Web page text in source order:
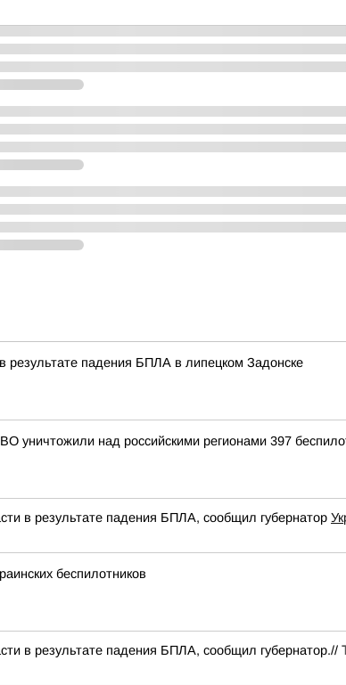
результате падения БПЛА в липецком Задонске
уничтожили над российскими регионами 397
в результате падения БПЛА, сообщил губернатор
беспилотников
в результате падения БПЛА, сообщил губернатор.//